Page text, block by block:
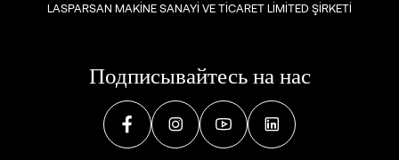
Подписывайтесь на нас
LASPARSAN MAKİNE SANAYİ VE TİCARET LİMİTED ŞİRKETİ